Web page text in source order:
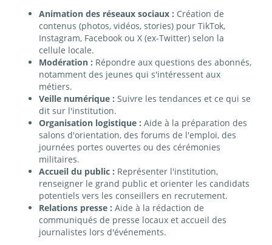
Animation des réseaux sociaux : Création de
contenus (photos, vidéos, stories) pour TikTok,
Instagram, Facebook ou X (ex-Twitter) selon la
cellule locale.
Modération : Répondre aux questions des abonnés,
notamment des jeunes qui s'intéressent aux
métiers.
Veille numérique : Suivre les tendances et ce qui se
dit sur l'institution.
Organisation logistique : Aide à la préparation des
salons d'orientation, des forums de l'emploi, des
journées portes ouvertes ou des cérémonies
militaires.
Accueil du public : Représenter l'institution,
renseigner le grand public et orienter les candidats
potentiels vers les conseillers en recrutement.
Relations presse : Aide à la rédaction de
communiqués de presse locaux et accueil des
journalistes lors d'événements.